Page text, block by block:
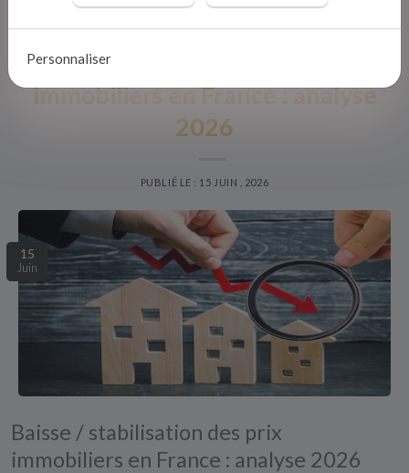
Baisse / stabilisation des prix
immobiliers en France : analyse
2026
PUBLIÉ LE : 15 JUIN , 2026
15
Juin
Baisse / stabilisation des prix
immobiliers en France : analyse 2026
Personnaliser